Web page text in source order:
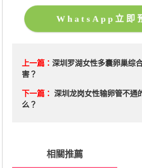
WhatsApp立即
上一篇： 深圳罗湖女性多囊卵巢综
害？
下一篇： 深圳龙岗女性输卵管不通
么？
相關推薦